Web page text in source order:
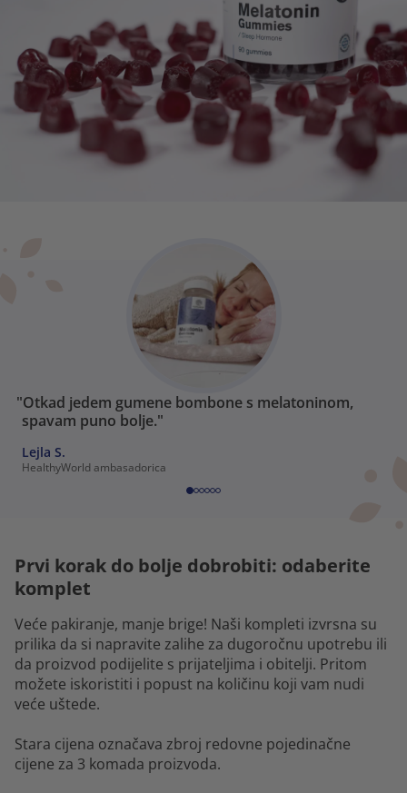
"Otkad jedem gumene bombone s melatoninom,
spavam puno bolje."
Lejla S.
HealthyWorld ambasadorica
Prvi korak do bolje dobrobiti: odaberite
komplet
Veće pakiranje, manje brige! Naši kompleti izvrsna su
prilika da si napravite zalihe za dugoročnu upotrebu ili
da proizvod podijelite s prijateljima i obitelji. Pritom
možete iskoristiti i popust na količinu koji vam nudi
veće uštede.
Stara cijena označava zbroj redovne pojedinačne
cijene za 3 komada proizvoda.